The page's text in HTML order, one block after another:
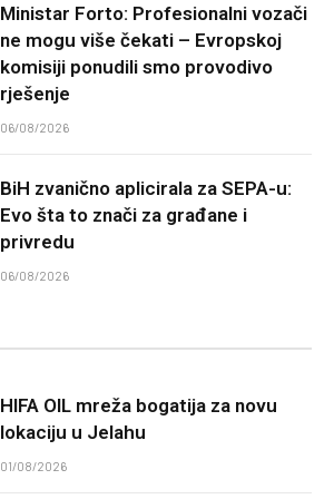
Ministar Forto: Profesionalni vozači
ne mogu više čekati – Evropskoj
komisiji ponudili smo provodivo
rješenje
06/08/2026
BiH zvanično aplicirala za SEPA-u:
Evo šta to znači za građane i
privredu
06/08/2026
HIFA OIL mreža bogatija za novu
lokaciju u Jelahu
01/08/2026